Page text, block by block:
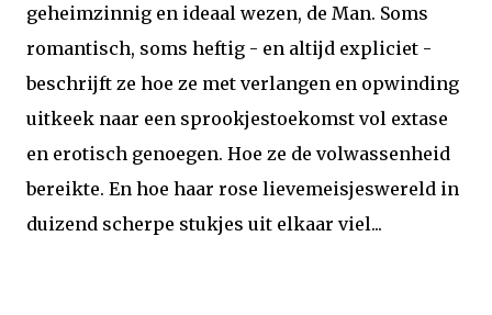
geheimzinnig en ideaal wezen, de Man. Soms
romantisch, soms heftig - en altijd expliciet -
beschrijft ze hoe ze met verlangen en opwinding
uitkeek naar een sprookjestoekomst vol extase
en erotisch genoegen. Hoe ze de volwassenheid
bereikte. En hoe haar rose lievemeisjeswereld in
duizend scherpe stukjes uit elkaar viel...